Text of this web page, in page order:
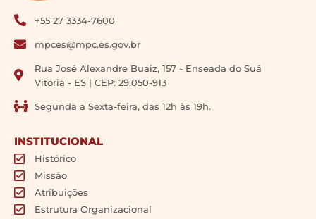
+55 27 3334-7600
mpces@mpc.es.gov.br
Rua José Alexandre Buaiz, 157 - Enseada do Suá
Vitória - ES | CEP: 29.050-913
Segunda a Sexta-feira, das 12h às 19h.
INSTITUCIONAL
Histórico
Missão
Atribuições
Estrutura Organizacional